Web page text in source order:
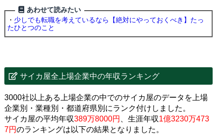
あわせて読みたい
・ 少しでも転職を考えているなら【絶対にやっておくべき】たっ
たひとつのこと
サイカ屋全上場企業中の年収ランキング
3000社以上ある上場企業の中でのサイカ屋のデータを上場
企業別・業種別・都道府県別にランク付けしました。
サイカ屋の平均年収389万8000円 、生涯年収1億3230万473
7円のランキングは以下の結果となりました。